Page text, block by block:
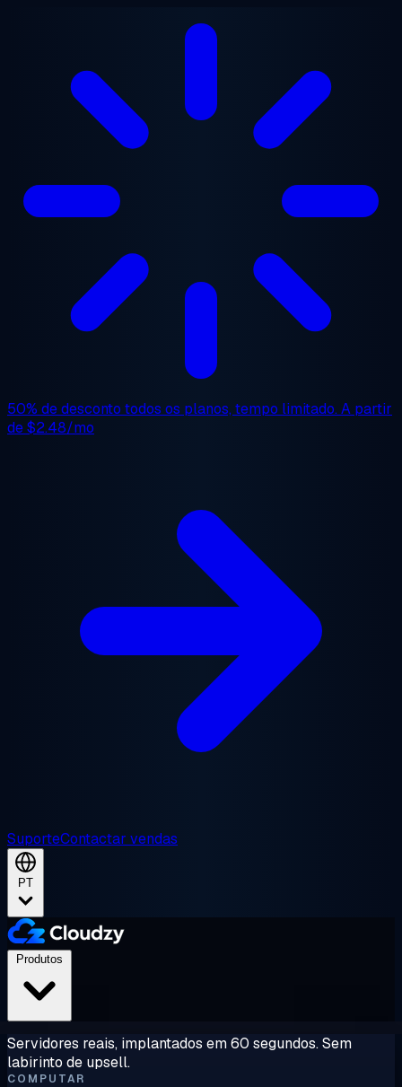
Saltar para o conteúdo principal
50% de desconto todos os planos, tempo limitado. A partir
de$2.48/mo
SuporteContactar vendas
PT
Servidores reais, implantados em 60 segundos. Sem
labirinto de upsell.
COMPUTAR